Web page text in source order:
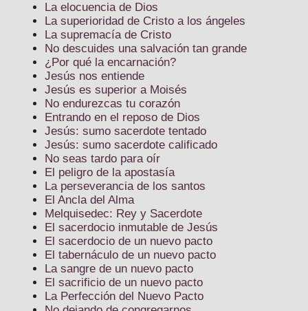
La elocuencia de Dios
La superioridad de Cristo a los ángeles
La supremacía de Cristo
No descuides una salvación tan grande
¿Por qué la encarnación?
Jesús nos entiende
Jesús es superior a Moisés
No endurezcas tu corazón
Entrando en el reposo de Dios
Jesús: sumo sacerdote tentado
Jesús: sumo sacerdote calificado
No seas tardo para oír
El peligro de la apostasía
La perseverancia de los santos
El Ancla del Alma
Melquisedec: Rey y Sacerdote
El sacerdocio inmutable de Jesús
El sacerdocio de un nuevo pacto
El tabernáculo de un nuevo pacto
La sangre de un nuevo pacto
El sacrificio de un nuevo pacto
La Perfección del Nuevo Pacto